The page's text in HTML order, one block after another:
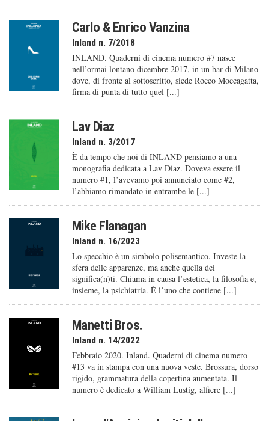
Carlo & Enrico Vanzina
Inland n. 7/2018
INLAND. Quaderni di cinema numero #7 nasce
nell’ormai lontano dicembre 2017, in un bar di Milano
dove, di fronte al sottoscritto, siede Rocco Moccagatta,
firma di punta di tutto quel [...]
Lav Diaz
Inland n. 3/2017
È da tempo che noi di INLAND pensiamo a una
monografia dedicata a Lav Diaz. Doveva essere il
numero #1, l’avevamo poi annunciato come #2,
l’abbiamo rimandato in entrambe le [...]
Mike Flanagan
Inland n. 16/2023
Lo specchio è un simbolo polisemantico. Investe la
sfera delle apparenze, ma anche quella dei
significa(n)ti. Chiama in causa l’estetica, la filosofia e,
insieme, la psichiatria. È l’uno che contiene [...]
Manetti Bros.
Inland n. 14/2022
Febbraio 2020. Inland. Quaderni di cinema numero
#13 va in stampa con una nuova veste. Brossura, dorso
rigido, grammatura della copertina aumentata. Il
numero è dedicato a William Lustig, alfiere [...]